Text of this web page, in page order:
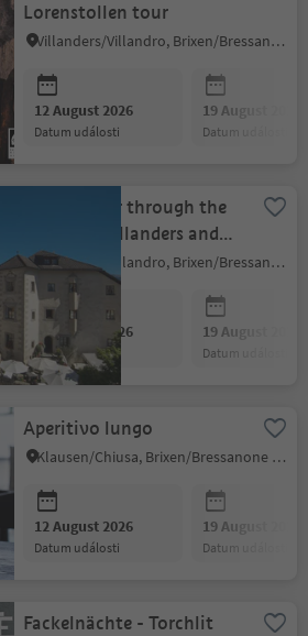
Lorenstollen tour
Villanders/Villandro, Brixen/Bressanone and environs
12 August 2026
datum události
19 August 2026
datum události
Guided tour through the
centre of Villanders and
the archaeological site
Villanders/Villandro, Brixen/Bressanone and environs
12 August 2026
datum události
19 August 2026
datum události
Aperitivo lungo
Klausen/Chiusa, Brixen/Bressanone and environs
12 August 2026
datum události
19 August 2026
datum události
Fackelnächte - Torchlit